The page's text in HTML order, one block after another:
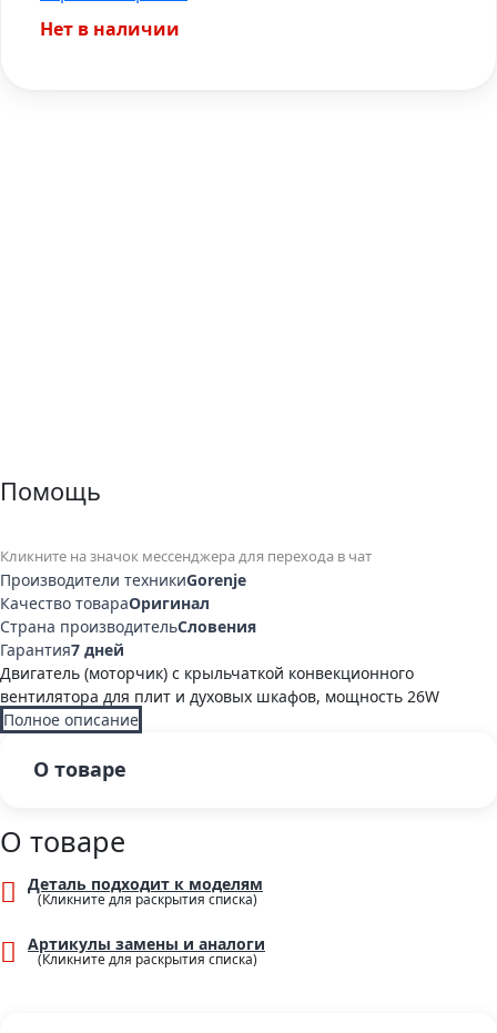
Нет в наличии
Помощь
Кликните на значок мессенджера для перехода в чат
Производители техникиGorenje
Качество товараОригинал
Страна производительСловения
Гарантия7 дней
Двигатель (моторчик) с крыльчаткой конвекционного
вентилятора для плит и духовых шкафов, мощность 26W
Полное описание
О товаре
О товаре
Деталь подходит к моделям
Артикулы замены и аналоги